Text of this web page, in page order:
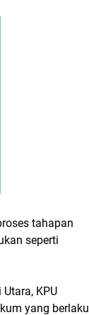
tahapan
seperti
KPU
yang berlaku